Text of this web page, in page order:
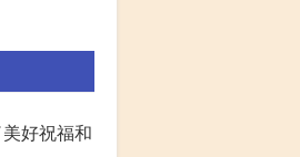
好祝福和